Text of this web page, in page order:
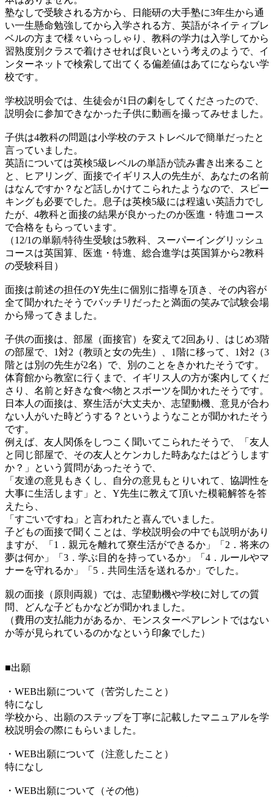
塾なしで受験される方から、日能研の大手塾に3年生から通
い一生懸命勉強してから入学される方、英語がネイティブレ
ベルの方まで様々いらっしゃり、教科の学力は入学してから
習熟度別クラスで着けさせれば良いという考えのようで、イ
ンターネットで検索して出てくる偏差値はあてにならない学
校です。
学校説明会では、生徒会が1日の劇をしてくださったので、
説明会に参加できなかった子供に動画を撮ってみせました。
子供は4教科の問題は小学校のテストレベルで簡単だったと
言っていました。
英語については英検5級レベルの単語が読み書き出来ること
と、ヒアリング、面接でイギリス人の先生が、あなたの名前
はなんですか？など話しかけてこられたようなので、スピー
キングも必要でした。息子は英検5級には程遠い英語力でし
たが、4教科と面接の結果が良かったのか医進・特進コース
で合格をもらっています。
（12/1の単願/特待生受験は5教科、スーパーイングリッシュ
コースは英国算、医進・特進、総合進学は英国算から2教科
の受験科目）
面接は前述の担任のY先生に個別に指導を頂き、その内容が
全て聞かれたそうでバッチリだったと満面の笑みで試験会場
から帰ってきました。
子供の面接は、部屋（面接官）を変えて2回あり、はじめ3階
の部屋で、1対2（教頭と女の先生）、1階に移って、1対2（3
階とは別の先生が2名）で、別のことをきかれたそうです。
体育館から教室に行くまで、イギリス人の方が案内してくだ
さり、名前と好きな食べ物とスポーツを聞かれたそうです。
日本人の面接は、寮生活が大丈夫か、志望動機、意見が合わ
ない人がいた時どうする？というようなことが聞かれたそう
です。
例えば、友人関係をしつこく聞いてこられたそうで、「友人
と同じ部屋で、その友人とケンカした時あなたはどうします
か？」という質問があったそうで、
「友達の意見もきくし、自分の意見もとりいれて、協調性を
大事に生活します」と、Y先生に教えて頂いた模範解答を答
えたら、
「すごいですね」と言われたと喜んでいました。
子どもの面接で聞くことは、学校説明会の中でも説明があり
ますが、「1．親元を離れて寮生活ができるか」「2．将来の
夢は何か」「3．学ぶ目的を持っているか」「4．ルールやマ
ナーを守れるか」「5．共同生活を送れるか」でした。
親の面接（原則両親）では、志望動機や学校に対しての質
問、どんな子どもかなどが聞かれました。
（費用の支払能力があるか、モンスターペアレントではない
か等が見られているのかなという印象でした）
■出願
・WEB出願について（苦労したこと）
特になし
学校から、出願のステップを丁寧に記載したマニュアルを学
校説明会の際にもらいました。
・WEB出願について（注意したこと）
特になし
・WEB出願について（その他）